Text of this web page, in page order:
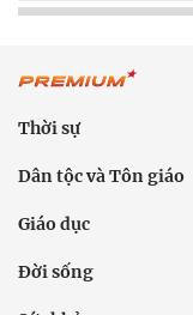
Thời sự
Dân tộc và Tôn giáo
Giáo dục
Đời sống